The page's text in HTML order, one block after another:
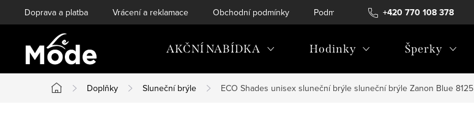
na
+420 770 108 378
Doprava a platba Vrácení a reklamace Obchodní podmínky Podmínky ochrany osobních údajů
AKČNÍ NABÍDKA Hodinky Šperky
Domů
Doplňky Sluneční brýle ECO Shades unisex sluneční brýle sluneční brýle Zanon Blue 8125